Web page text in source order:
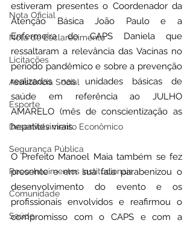
Nota Oficial
Nota de Esclarecimento
Licitações
Assistência Social
Esporte
Desenvolvimento Econômico
Segurança Pública
Reconhecimentos Institucionais
Comunidade
Saúde
estiveram presentes o Coordenador da
Atenção Básica João Paulo e a
Enfermeira do CAPS Daniela que
ressaltaram a relevância das Vacinas no
período pandêmico e sobre a prevenção
realizadas nas unidades básicas de
saúde em referência ao JULHO
AMARELO (mês de conscientização as
hepatites virais.
O Prefeito Manoel Maia também se fez
presente e em sua fala parabenizou o
desenvolvimento do evento e os
profissionais envolvidos e reafirmou o
compromisso com o CAPS e com a